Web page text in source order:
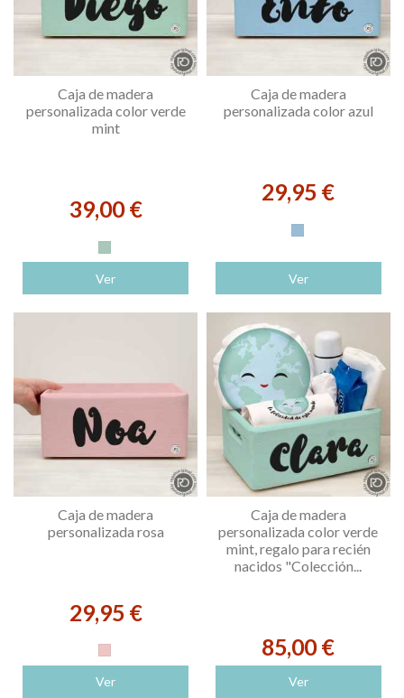
Caja de madera
personalizada color verde
mint
39,00 €
Verde mint
Ver
Caja de madera
personalizada color azul
29,95 €
Azul
Ver
Caja de madera
personalizada rosa
29,95 €
Rosa
Ver
Caja de madera
personalizada color verde
mint, regalo para recién
nacidos "Colección...
85,00 €
Ver